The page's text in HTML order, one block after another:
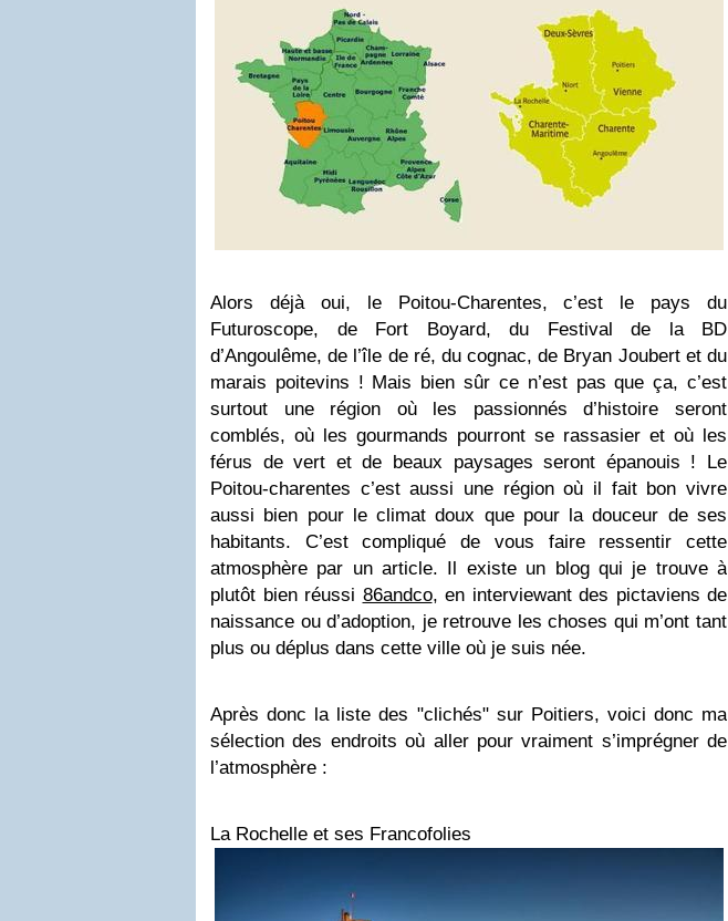
Alors déjà oui, le Poitou-Charentes, c’est le pays du
Futuroscope, de Fort Boyard, du Festival de la BD
d’Angoulême, de l’île de ré, du cognac, de Bryan Joubert et du
marais poitevins ! Mais bien sûr ce n’est pas que ça, c’est
surtout une région où les passionnés d’histoire seront
comblés, où les gourmands pourront se rassasier et où les
férus de vert et de beaux paysages seront épanouis ! Le
Poitou-charentes c’est aussi une région où il fait bon vivre
aussi bien pour le climat doux que pour la douceur de ses
habitants. C’est compliqué de vous faire ressentir cette
atmosphère par un article. Il existe un blog qui je trouve à
plutôt bien réussi 86andco, en interviewant des pictaviens de
naissance ou d’adoption, je retrouve les choses qui m’ont tant
plus ou déplus dans cette ville où je suis née.
Après donc la liste des "clichés" sur Poitiers, voici donc ma
sélection des endroits où aller pour vraiment s’imprégner de
l’atmosphère :
La Rochelle et ses Francofolies